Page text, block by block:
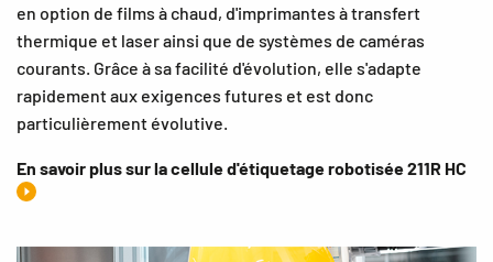
en option de films à chaud, d'imprimantes à transfert
thermique et laser ainsi que de systèmes de caméras
courants. Grâce à sa facilité d'évolution, elle s'adapte
rapidement aux exigences futures et est donc
particulièrement évolutive.
En savoir plus sur la cellule d'étiquetage robotisée 211R HC